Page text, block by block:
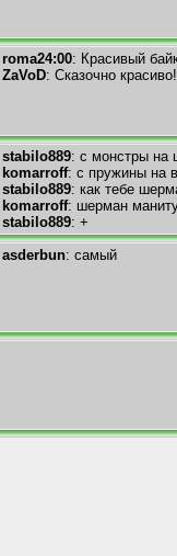
roma24:00: Красивый
ZaVoD: Сказочно
stabilo889: с монстры на
komarroff: с пружины на
stabilo889: как тебе
komarroff: шерман
stabilo889: +
asderbun: самый